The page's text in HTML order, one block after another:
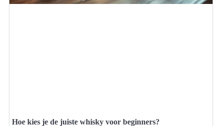
Hoe kies je de juiste whisky voor beginners?